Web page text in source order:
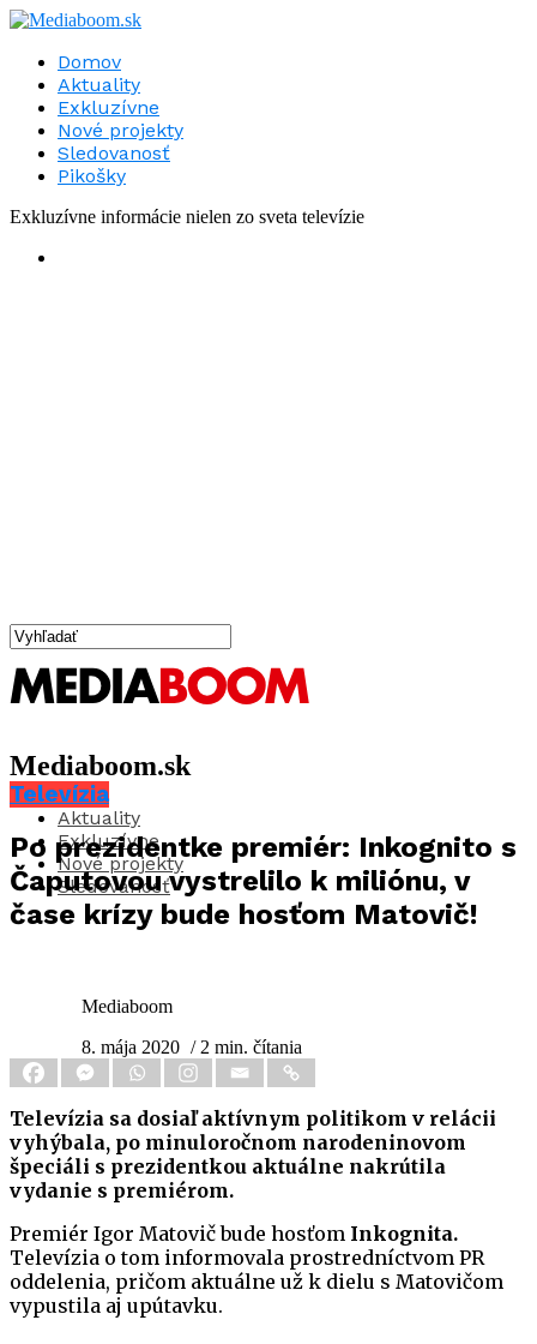
Domov
Aktuality
Exkluzívne
Nové projekty
Sledovanosť
Pikošky
Exkluzívne informácie nielen zo sveta televízie
Mediaboom.sk
Aktuality
Exkluzívne
Nové projekty
Sledovanosť
Televízia
Po prezidentke premiér: Inkognito s
Čaputovou vystrelilo k miliónu, v
čase krízy bude hosťom Matovič!
Mediaboom
8. mája 2020 / 2 min. čítania
Televízia sa dosiaľ aktívnym politikom v relácii
vyhýbala, po minuloročnom narodeninovom
špeciáli s prezidentkou aktuálne nakrútila
vydanie s premiérom.
Premiér Igor Matovič bude hosťom Inkognita.
Televízia o tom informovala prostredníctvom PR
oddelenia, pričom aktuálne už k dielu s Matovičom
vypustila aj upútavku.